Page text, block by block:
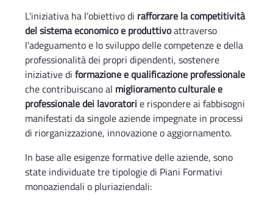
L'iniziativa ha l'obiettivo di rafforzare la competitività
del sistema economico e produttivoattraverso
l'adeguamento e lo sviluppo delle competenze e della
professionalità dei propri dipendenti, sostenere
iniziative di formazione e qualificazione professionale
che contribuiscano al miglioramento culturale e
professionale dei lavoratori e rispondere ai fabbisogni
manifestati da singole aziende impegnate in processi
di riorganizzazione, innovazione o aggiornamento.
In base alle esigenze formative delle aziende, sono
state individuate tre tipologie di Piani Formativi
monoaziendali o pluriaziendali: